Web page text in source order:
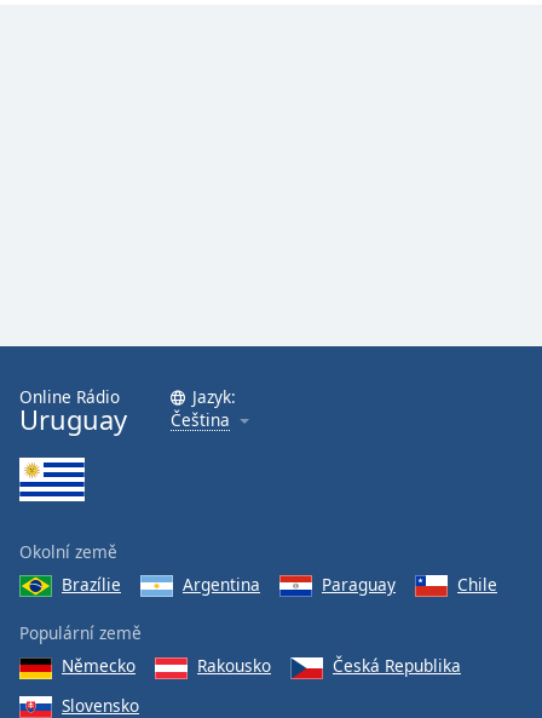
Online Rádio
Uruguay
Jazyk:
Čeština
Okolní země
Brazílie
Argentina Paraguay Chile
Populární země
Německo
Rakousko
Česká Republika
Slovensko